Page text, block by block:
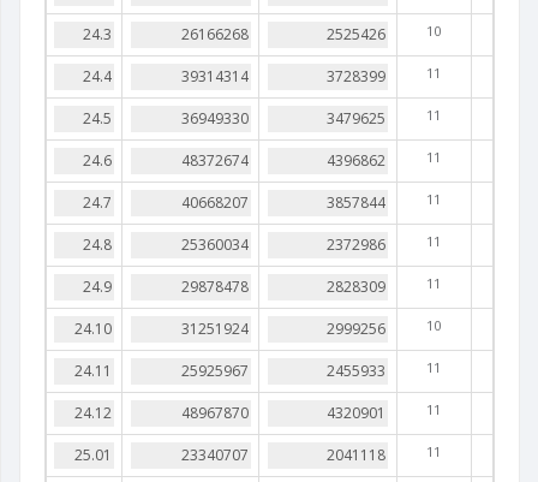
10
11
11
11
11
11
11
10
11
11
11